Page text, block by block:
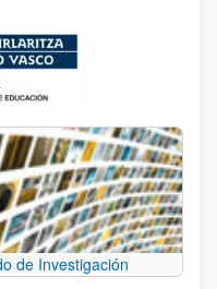
de Investigación